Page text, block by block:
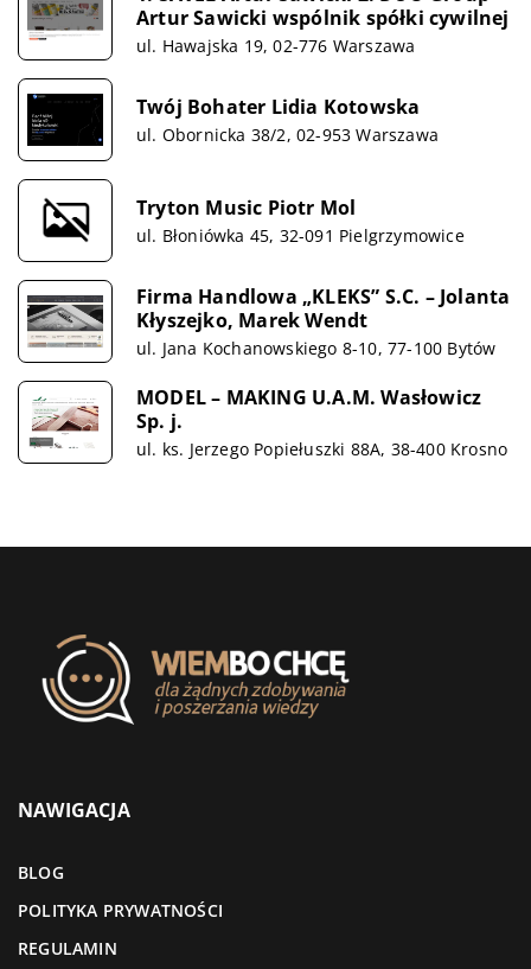
Artur Sawicki wspólnik spółki cywilnej
ul. Hawajska 19, 02-776 Warszawa
Twój Bohater Lidia Kotowska
ul. Obornicka 38/2, 02-953 Warszawa
Tryton Music Piotr Mol
ul. Błoniówka 45, 32-091 Pielgrzymowice
Firma Handlowa „KLEKS” S.C. – Jolanta
Kłyszejko, Marek Wendt
ul. Jana Kochanowskiego 8-10, 77-100 Bytów
MODEL – MAKING U.A.M. Wasłowicz
Sp. j.
ul. ks. Jerzego Popiełuszki 88A, 38-400 Krosno
NAWIGACJA
BLOG
POLITYKA PRYWATNOŚCI
REGULAMIN